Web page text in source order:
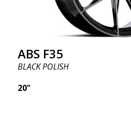
ABS F35
BLACK POLISH
20"